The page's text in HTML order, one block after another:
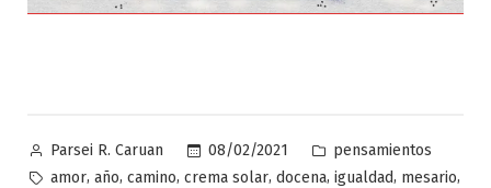
Publicado
por
Parsei R. Caruan 08/02/2021
Publicado
en
pensamientos
Etiquetas:
amor, año, camino, crema solar, docena, igualdad, mesario,